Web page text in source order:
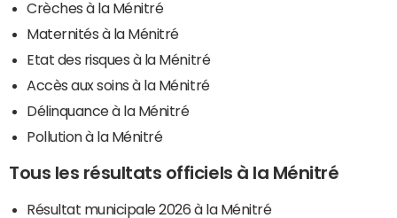
Crèches à la Ménitré
Maternités à la Ménitré
Etat des risques à la Ménitré
Accès aux soins à la Ménitré
Délinquance à la Ménitré
Pollution à la Ménitré
Tous les résultats officiels à la Ménitré
Résultat municipale 2026 à la Ménitré